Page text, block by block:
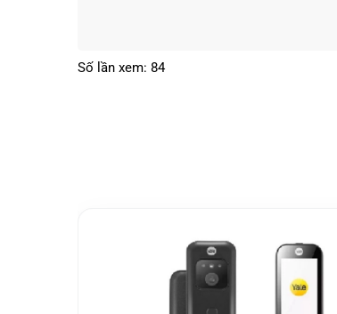
Số lần xem: 84